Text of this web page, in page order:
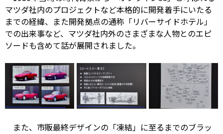
マツダ社内のプロジェクトなど本格的に開発着手にいたる
までの経緯、また開発拠点の通称「リバーサイドホテル」
での出来事など、マツダ社内外のさまざまな人物とのエピ
ソードも含めて話が展開されました。
また、市販最終デザインの「凍結」に至るまでのブラッ